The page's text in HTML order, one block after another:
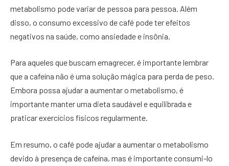
metabolismo pode variar de pessoa para pessoa. Além
disso, o consumo excessivo de café pode ter efeitos
negativos na saúde, como ansiedade e insônia.
Para aqueles que buscam emagrecer, é importante lembrar
que a cafeína não é uma solução mágica para perda de peso.
Embora possa ajudar a aumentar o metabolismo, é
importante manter uma dieta saudável e equilibrada e
praticar exercícios físicos regularmente.
Em resumo, o café pode ajudar a aumentar o metabolismo
devido à presença de cafeína, mas é importante consumi-lo